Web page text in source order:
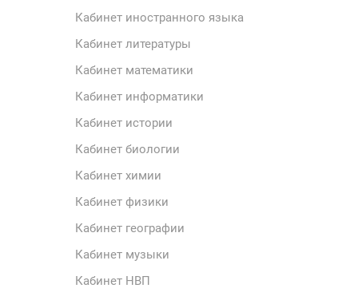
Кабинет иностранного языка
Кабинет литературы
Кабинет математики
Кабинет информатики
Кабинет истории
Кабинет биологии
Кабинет химии
Кабинет физики
Кабинет географии
Кабинет музыки
Кабинет НВП